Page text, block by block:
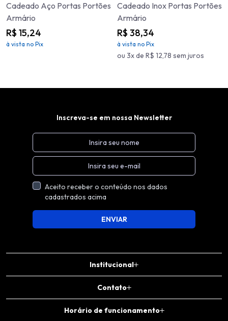
Cadeado Aço Portas Portões
Armário
R$ 15,24
à vista no Pix
Cadeado Inox Portas Portões
Armário
R$ 38,34
à vista no Pix
ou 3x de R$ 12,78 sem juros
Institucional
Contato
Horário de funcionamento
Inscreva-se em nossa Newsletter
Aceito receber o conteúdo nos dados
cadastrados acima
ENVIAR